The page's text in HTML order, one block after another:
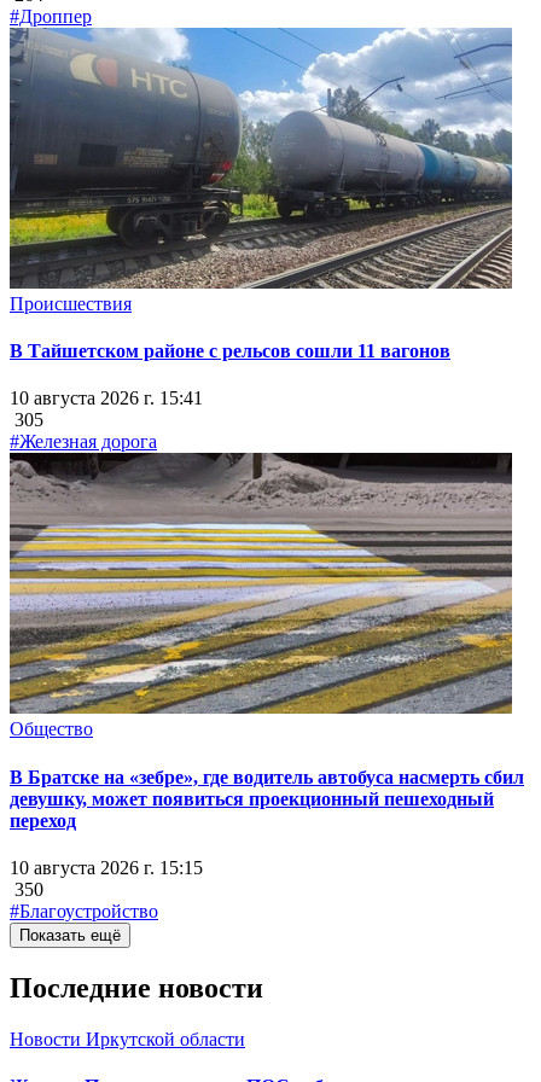
#Дроппер
Происшествия
В Тайшетском районе с рельсов сошли 11 вагонов
10 августа 2026 г. 15:41
305
#Железная дорога
Общество
В Братске на «зебре», где водитель автобуса насмерть сбил
девушку, может появиться проекционный пешеходный
переход
10 августа 2026 г. 15:15
350
#Благоустройство
Показать ещё
Последние новости
Новости Иркутской области